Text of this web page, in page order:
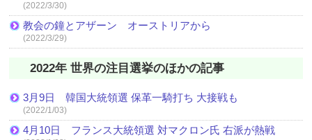
(2022/3/30)
教会の鐘とアザーン オーストリアから
(2022/3/29)
2022年 世界の注目選挙のほかの記事
3月9日 韓国大統領選 保革一騎打ち 大接戦も
(2022/1/03)
4月10日 フランス大統領選 対マクロン氏 右派が熱戦